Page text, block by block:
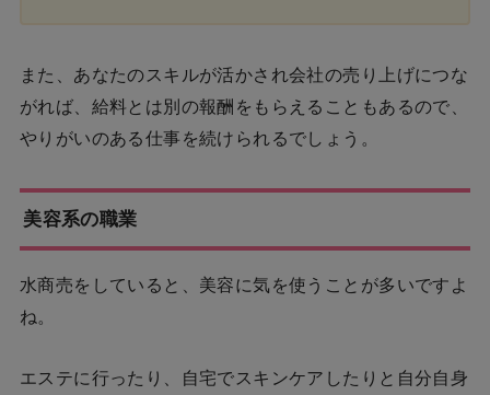
また、あなたのスキルが活かされ会社の売り上げにつな
がれば、給料とは別の報酬をもらえることもあるので、
やりがいのある仕事を続けられるでしょう。
美容系の職業
水商売をしていると、美容に気を使うことが多いですよ
ね。
エステに行ったり、自宅でスキンケアしたりと自分自身